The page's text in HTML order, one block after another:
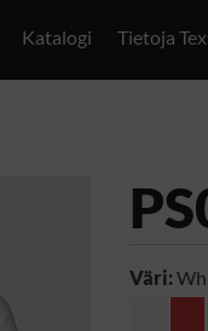
Katalogi Tietoja
Väri: